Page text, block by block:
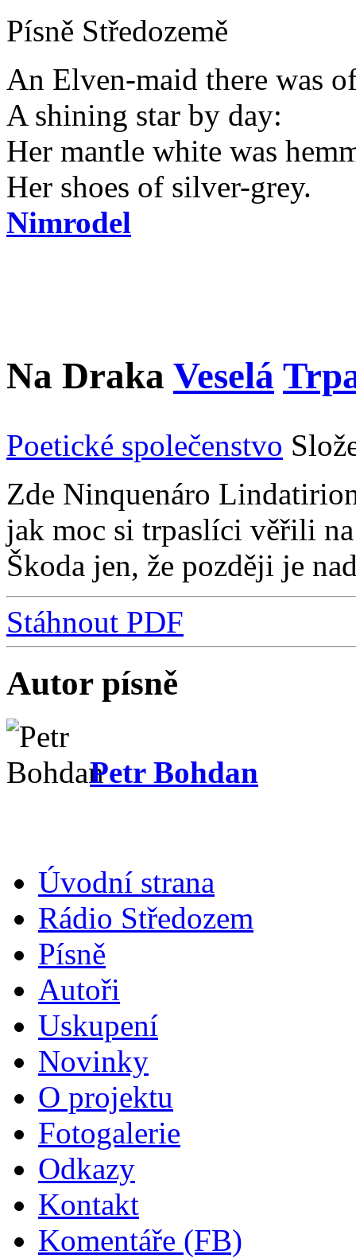
Písně Středozemě
An Elven-maid there was
A shining star by day:
Her mantle white was
Her shoes of silver-grey.
Nimrodel
Na Draka Veselá
Poetické společenstvo
Zde Ninquenáro
jak moc si trpaslíci věřili
Škoda jen, že později je
Stáhnout PDF
Autor písně
Petr Bohdan
Úvodní strana
Rádio Středozem
Písně
Autoři
Uskupení
Novinky
O projektu
Fotogalerie
Odkazy
Kontakt
Komentáře (FB)